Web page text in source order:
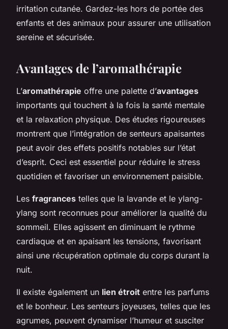
irritation cutanée. Gardez-les hors de portée des
enfants et des animaux pour assurer une utilisation
sereine et sécurisée.
Avantages de l’aromathérapie
L’aromathérapie offre une palette d’avantages
importants qui touchent à la fois la santé mentale
et la relaxation physique. Des études rigoureuses
montrent que l’intégration de senteurs apaisantes
peut avoir des effets positifs notables sur l’état
d’esprit. Ceci est essentiel pour réduire le stress
quotidien et favoriser un environnement paisible.
Les fragrances telles que la lavande et le ylang-
ylang sont reconnues pour améliorer la qualité du
sommeil. Elles agissent en diminuant le rythme
cardiaque et en apaisant les tensions, favorisant
ainsi une récupération optimale du corps durant la
nuit.
Il existe également un lien étroit entre les parfums
et le bonheur. Les senteurs joyeuses, telles que les
agrumes, peuvent dynamiser l’humeur et susciter